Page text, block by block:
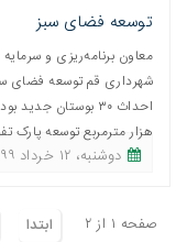
توسعه فضای سبز
معاون برنامه‌ریزی و
هزار مترمربع توسعه پارک
دوشنبه، ١٢ خرداد ١٣٩٩ - ١٧:٤٥
صفحه ١ از ٢ ابتدا